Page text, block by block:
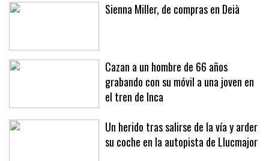
Sienna Miller, de compras en Deià
Cazan a un hombre de 66 años
grabando con su móvil a una joven en
el tren de Inca
Un herido tras salirse de la vía y arder
su coche en la autopista de Llucmajor